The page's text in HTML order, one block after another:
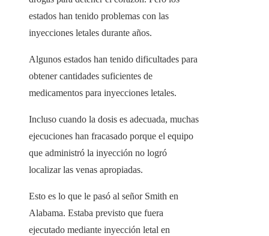
estados han tenido problemas con las
inyecciones letales durante años.
Algunos estados han tenido dificultades para
obtener cantidades suficientes de
medicamentos para inyecciones letales.
Incluso cuando la dosis es adecuada, muchas
ejecuciones han fracasado porque el equipo
que administró la inyección no logró
localizar las venas apropiadas.
Esto es lo que le pasó al señor Smith en
Alabama. Estaba previsto que fuera
ejecutado mediante inyección letal en